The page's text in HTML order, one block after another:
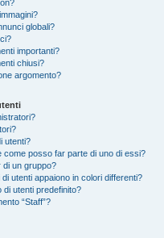
globali?
importanti?
chiusi?
argomento?
utenti?
come posso far parte di uno di essi?
di un gruppo?
utenti appaiono in colori differenti?
di utenti predefinito?
“Staff”?